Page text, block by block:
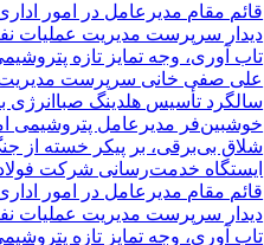
قائم مقام مدیرعامل در امور
دیدار سرپرست مدیریت عملیات
تاب آوری، وجه تمایز تازه
علی صفی خانی سرپرست مدیریت
سالگرد تأسیس هلدینگ صباانرژی
خوشبین‌فر مدیرعامل پتروشیمی
شلاق‌ بی‌برقی، بر پیکر خسته‌ از
ایستگاه خدمت‌رسانی شرکت
قائم مقام مدیرعامل در امور
دیدار سرپرست مدیریت عملیات
تاب آوری، وجه تمایز تازه